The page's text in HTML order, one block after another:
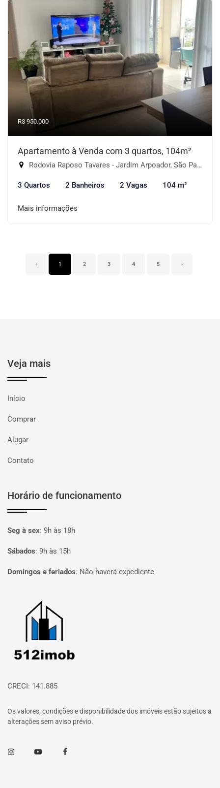
R$ 950.000
Apartamento à Venda com 3 quartos, 104m²
Rodovia Raposo Tavares - Jardim Arpoador, São Paulo-SP
3 Quartos 2 Banheiros 2 Vagas 104 m²
Mais informações
‹ 1 2 3 4 5 ›
Veja mais
Início
Comprar
Alugar
Contato
Horário de funcionamento
Seg à sex: 9h às 18h
Sábados: 9h às 15h
Domingos e feriados: Não haverá expediente
Página inicial
CRECI: 141.885
Os valores, condições e disponibilidade dos imóveis estão sujeitos a
alterações sem aviso prévio.
InstagramYoutube Facebook